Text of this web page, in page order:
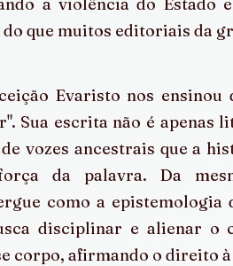
que muitos editoriais da
Evaristo nos
Sua escrita não é apenas
vozes ancestrais que a
da palavra. Da
como a epistemologia
disciplinar e alienar
corpo, afirmando o direito à